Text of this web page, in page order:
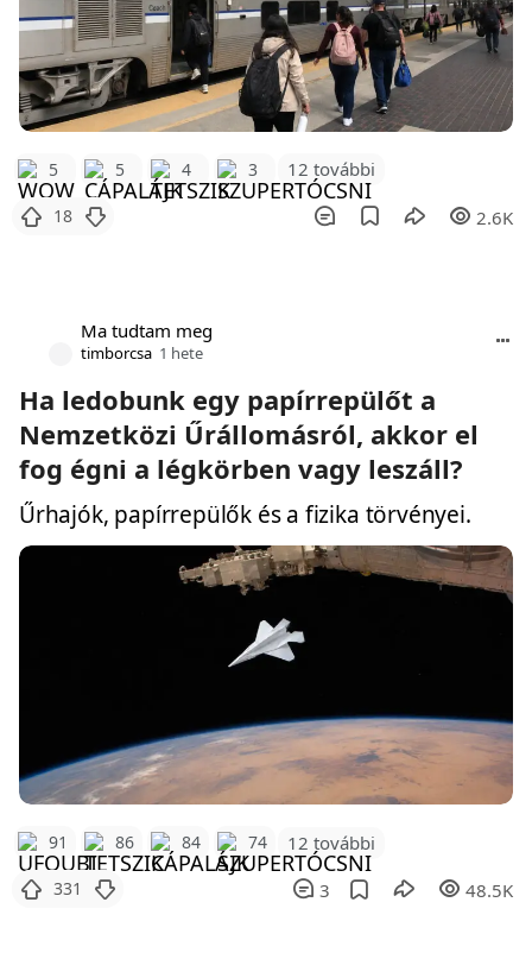
5 5 4 3 12 további
18 2.6K
Ma tudtam meg
timborcsa 1 hete
Ha ledobunk egy papírrepülőt a
Nemzetközi Űrállomásról, akkor el
fog égni a légkörben vagy leszáll?
Űrhajók, papírrepülők és a fizika törvényei.
91 86 84 74 12 további
331 3 48.5K